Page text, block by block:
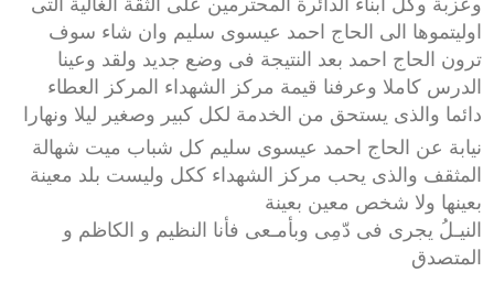
اوليتموها الى الحاج احمد عيسوى سليم وان شاء سوف
ترون الحاج احمد بعد النتيجة فى وضع جديد ولقد وعينا
الدرس كاملا وعرفنا قيمة مركز الشهداء المركز العطاء
دائما والذى يستحق من الخدمة لكل كبير وصغير ليلا ونهارا
نيابة عن الحاج احمد عيسوى سليم كل شباب ميت شهالة
المثقف والذى يحب مركز الشهداء ككل وليست بلد معينة
بعينها ولا شخص معين بعينة
النيـلُ يجرى فى دّمِى وبأمـعى فأنا النظيم و الكاظم و
المتصدق